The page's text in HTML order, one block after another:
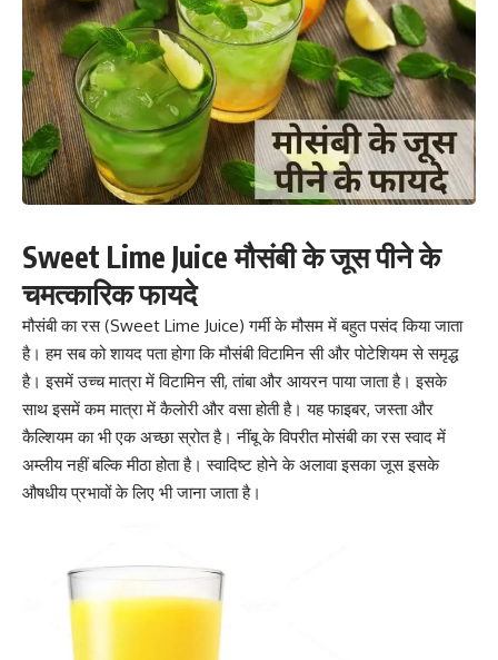
Sweet Lime Juice मौसंबी के जूस पीने के
चमत्कारिक फायदे
मौसंबी का रस (Sweet Lime Juice) गर्मी के मौसम में बहुत पसंद किया जाता
है। हम सब को शायद पता होगा कि मौसंबीविटामिन सीऔर पोटेशियम से समृद्ध
है। इसमें उच्च मात्रा मेंविटामिन सी, तांबा और आयरन पाया जाता है। इसके
साथ इसमें कम मात्रा में कैलोरी और वसा होती है। यह फाइबर, जस्ता और
कैल्शियम का भी एक अच्छा स्रोत है। नींबू के विपरीत मोसंबी का रस स्वाद में
अम्लीय नहीं बल्कि मीठा होता है। स्वादिष्ट होने के अलावा इसका जूस इसके
औषधीय प्रभावों के लिए भी जाना जाता है।